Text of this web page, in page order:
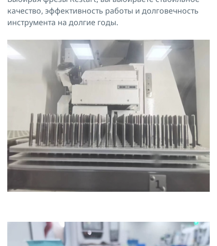
качество, эффективность работы и долговечность
инструмента на долгие годы.